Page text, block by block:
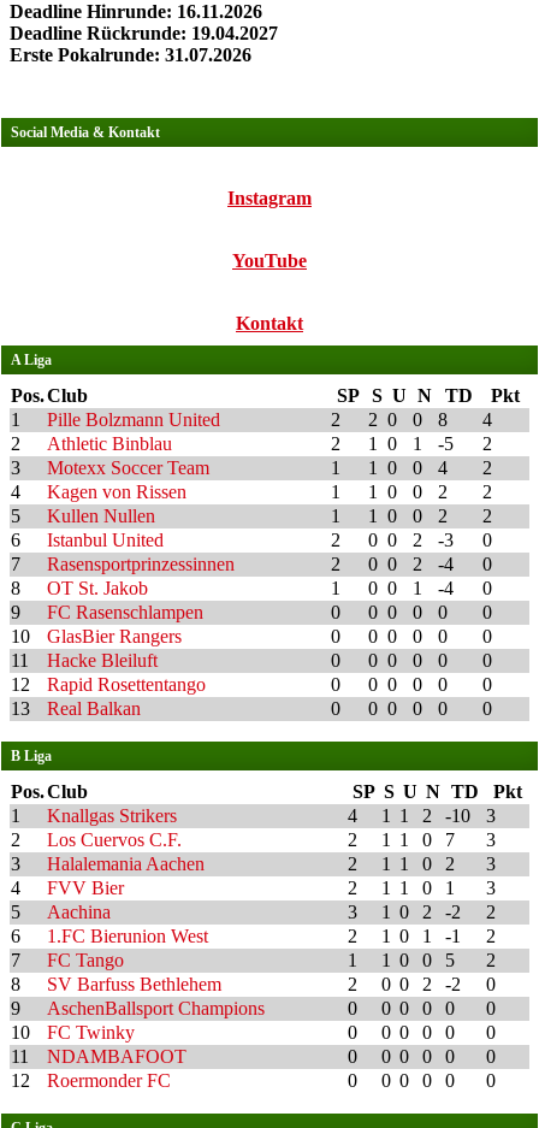
Deadline Hinrunde: 16.11.2026
Deadline Rückrunde: 19.04.2027
Erste Pokalrunde: 31.07.2026
Social Media & Kontakt
Instagram
YouTube
Kontakt
A Liga
Pos.Club SP S U N TD
Pkt
1
Pille Bolzmann United 2 2 0 0 8
4
2
Athletic Binblau 2 1 0 1 -5
2
3
Motexx Soccer Team 1 1 0 0 4
2
4
Kagen von Rissen 1 1 0 0 2
2
5
Kullen Nullen 1 1 0 0 2
2
6
Istanbul United 2 0 0 2 -3
0
7
Rasensportprinzessinnen 2 0 0 2 -4
0
8
OT St. Jakob 1 0 0 1 -4
0
9
FC Rasenschlampen 0 0 0 0 0
0
10
GlasBier Rangers 0 0 0 0 0
0
11
Hacke Bleiluft 0 0 0 0 0
0
12
Rapid Rosettentango 0 0 0 0 0
0
13
Real Balkan 0 0 0 0 0 0
B Liga
Pos.Club SP S U N TD
Pkt
1
Knallgas Strikers 4 1 1 2 -10
3
2
Los Cuervos C.F. 2 1 1 0 7
3
3
Halalemania Aachen 2 1 1 0 2
3
4
FVV Bier 2 1 1 0 1
3
5
Aachina 3 1 0 2 -2
2
6
1.FC Bierunion West 2 1 0 1 -1
2
7
FC Tango 1 1 0 0 5
2
8
SV Barfuss Bethlehem 2 0 0 2 -2
0
9
AschenBallsport Champions 0 0 0 0 0
0
10
FC Twinky 0 0 0 0 0
0
11
NDAMBAFOOT 0 0 0 0 0
0
12
Roermonder FC 0 0 0 0 0 0